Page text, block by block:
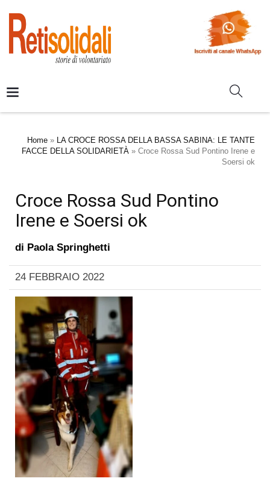
Home » LA CROCE ROSSA DELLA BASSA SABINA: LE TANTE
FACCE DELLA SOLIDARIETÀ » Croce Rossa Sud Pontino Irene e
Soersi ok
Croce Rossa Sud Pontino
Irene e Soersi ok
di Paola Springhetti
24 FEBBRAIO 2022